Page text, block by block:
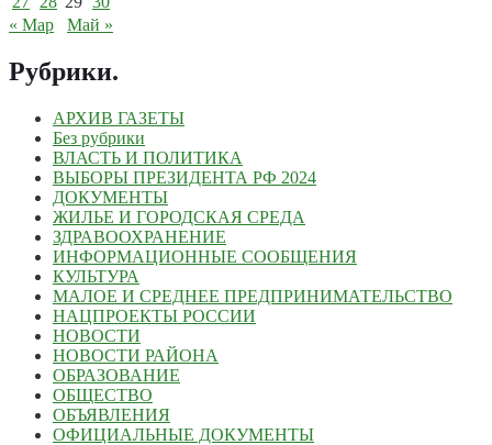
« Мар
Май »
Рубрики.
АРХИВ ГАЗЕТЫ
Без рубрики
ВЛАСТЬ И ПОЛИТИКА
ВЫБОРЫ ПРЕЗИДЕНТА РФ 2024
ДОКУМЕНТЫ
ЖИЛЬЕ И ГОРОДСКАЯ СРЕДА
ЗДРАВООХРАНЕНИЕ
ИНФОРМАЦИОННЫЕ СООБЩЕНИЯ
КУЛЬТУРА
МАЛОЕ И СРЕДНЕЕ ПРЕДПРИНИМАТЕЛЬСТВО
НАЦПРОЕКТЫ РОССИИ
НОВОСТИ
НОВОСТИ РАЙОНА
ОБРАЗОВАНИЕ
ОБЩЕСТВО
ОБЪЯВЛЕНИЯ
ОФИЦИАЛЬНЫЕ ДОКУМЕНТЫ